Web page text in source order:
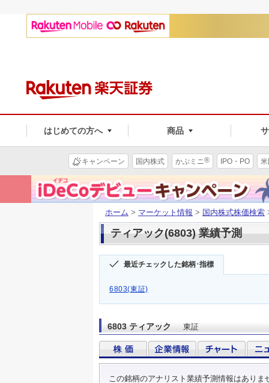
はじめての方へ 商品
キャンペーン 国内株式 かぶミニ® IPO・PO
ホーム > マーケット情報 > 国内株式株価検索
ティアック(6803) 業績予測
最近チェックした銘柄･指標
6803(東証)
6803 ティアック 東証